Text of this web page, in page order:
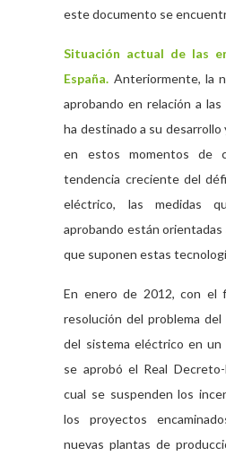
este documento se
Situación actual de las
España. Anteriormente, la
aprobando en relación a
ha destinado a su
en estos momentos de
tendencia creciente del
eléctrico, las medidas
aprobando están
que suponen estas
En enero de 2012, con el
resolución del problema
del sistema eléctrico en un
se aprobó el Real
cual se suspenden los
los proyectos
nuevas plantas de